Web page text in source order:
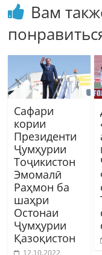
Вам
Сафари
кории
Президенти
Ҷумҳурии
Тоҷикистон
Эмомалӣ
Раҳмон ба
шаҳри
Остонаи
Ҷумҳурии
Қазоқистон
12.10.2022